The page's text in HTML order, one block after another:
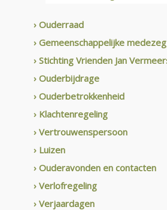
› Ouderraad
› Gemeenschappelijke
› Stichting Vrienden Jan
› Ouderbijdrage
› Ouderbetrokkenheid
› Klachtenregeling
› Vertrouwenspersoon
› Luizen
› Ouderavonden en contacten
› Verlofregeling
› Verjaardagen